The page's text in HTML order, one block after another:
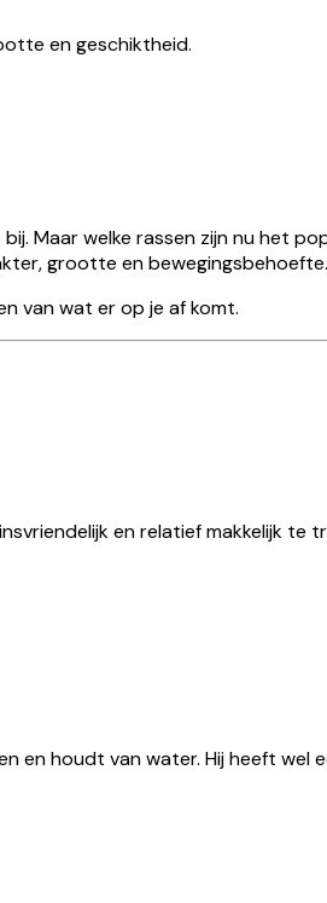
en geschiktheid.
Maar welke rassen zijn nu het
grootte en bewegingsbehoefte.
van wat er op je af komt.
en relatief makkelijk te
en houdt van water. Hij heeft wel